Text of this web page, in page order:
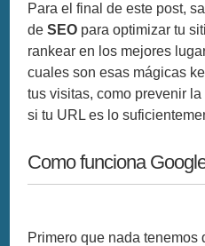
Para el final de este post,
deSEO para optimizar tu
rankear en los mejores
cuales son esas mágicas
tus visitas, como prevenir
si tu URL es lo
Como funciona
Primero que nada tenemos